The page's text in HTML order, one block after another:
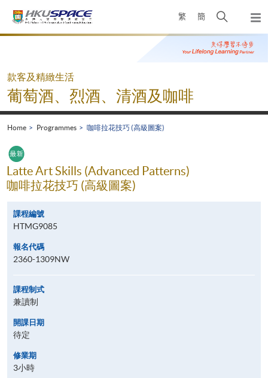
繁 簡
Open
search
panel
Main
款客及精緻生活
葡萄酒、烈酒、清酒及咖啡
Home Programmes 咖啡拉花技巧 (高級圖案)
Latte Art Skills (Advanced Patterns)
咖啡拉花技巧 (高級圖案)
課程編號
HTMG9085
報名代碼
2360-1309NW
課程制式
兼讀制
開課日期
待定
修業期
3小時